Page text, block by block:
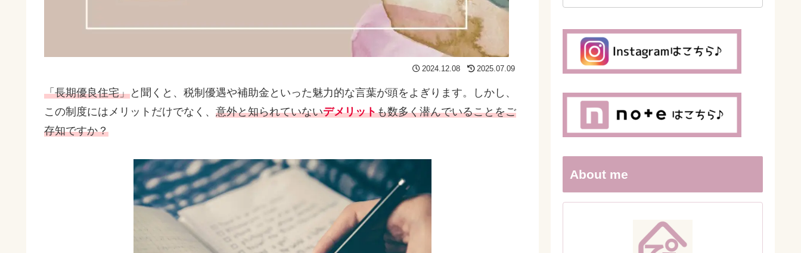
2024.12.08 2025.07.09
「長期優良住宅」と聞くと、税制優遇や補助金といった魅力的な言葉が頭をよぎります。しかし、
この制度にはメリットだけでなく、 意外と知られていないデメリットも数多く潜んでいることをご
存知ですか？
About me